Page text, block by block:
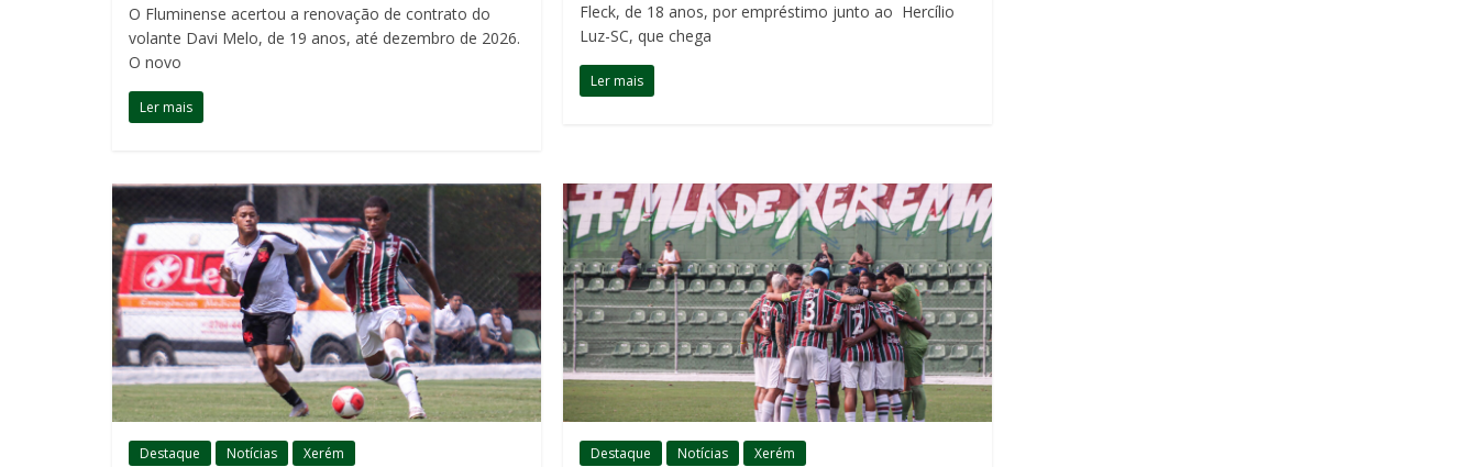
O Fluminense acertou a renovação de contrato do
volante Davi Melo, de 19 anos, até dezembro de 2026.
O novo
Ler mais
Fleck, de 18 anos, por empréstimo junto ao Hercílio
Luz-SC, que chega
Ler mais
Destaque Notícias Xerém Destaque Notícias Xerém